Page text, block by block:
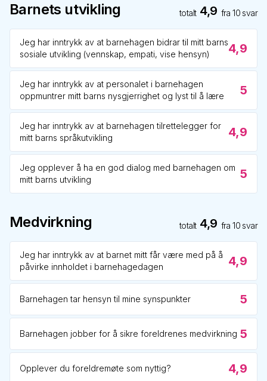
Barnets utvikling totalt 4,9 fra10 svar
Jeg har inntrykk av at barnehagen bidrar til mitt barns
sosiale utvikling (vennskap, empati, vise hensyn)
4,9
Jeg har inntrykk av at personalet i barnehagen
oppmuntrer mitt barns nysgjerrighet og lyst til å lære
5
Jeg har inntrykk av at barnehagen tilrettelegger for
mitt barns språkutvikling
4,9
Jeg opplever å ha en god dialog med barnehagen om
mitt barns utvikling
5
Medvirkning totalt 4,9 fra10 svar
Jeg har inntrykk av at barnet mitt får være med på å
påvirke innholdet i barnehagedagen
4,9
Barnehagen tar hensyn til mine synspunkter 5
Barnehagen jobber for å sikre foreldrenes medvirkning 5
Opplever du foreldremøte som nyttig? 4,9